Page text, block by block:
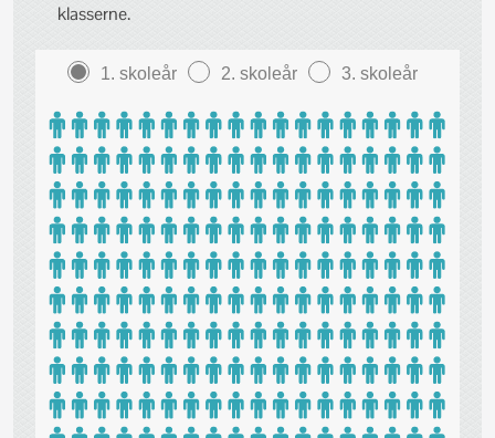
klasserne.
1. skoleår 2. skoleår 3. skoleår